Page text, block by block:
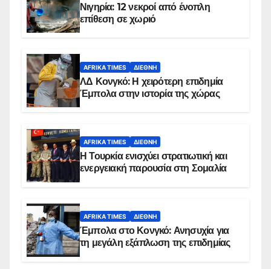
Νιγηρία: 12 νεκροί από ένοπλη
επίθεση σε χωριό
AFRIKA TIMES ΔΙΕΘΝΉ
ΛΔ Κονγκό: Η χειρότερη επιδημία
Έμπολα στην ιστορία της χώρας
AFRIKA TIMES ΔΙΕΘΝΉ
Η Τουρκία ενισχύει στρατιωτική και
ενεργειακή παρουσία στη Σομαλία
AFRIKA TIMES ΔΙΕΘΝΉ
Έμπολα στο Κονγκό: Ανησυχία για
τη μεγάλη εξάπλωση της επιδημίας